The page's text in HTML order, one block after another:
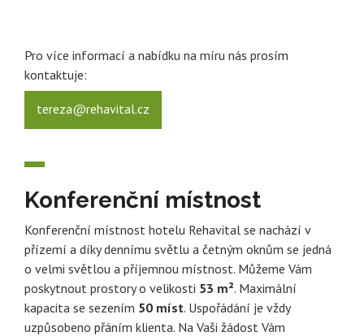
Pro více informací a nabídku na míru nás prosím
kontaktuje:
tereza@rehavital.cz
Konferenční místnost
Konferenční místnost hotelu Rehavital se nachází v
přízemí a díky dennímu světlu a četným oknům se jedná
o velmi světlou a příjemnou místnost. Můžeme Vám
poskytnout prostory o velikosti 53 m². Maximální
kapacita se sezením 50 míst. Uspořádání je vždy
uzpůsobeno přáním klienta. Na Vaši žádost Vám